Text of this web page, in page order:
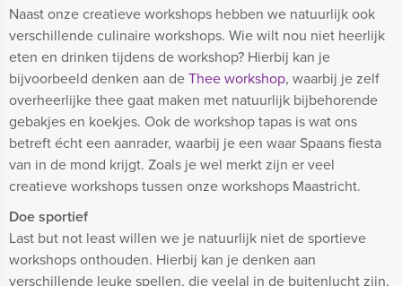
Naast onze creatieve workshops hebben we natuurlijk ook
verschillende culinaire workshops. Wie wilt nou niet heerlijk
eten en drinken tijdens de workshop? Hierbij kan je
bijvoorbeeld denken aan deThee workshop, waarbij je zelf
overheerlijke thee gaat maken met natuurlijk bijbehorende
gebakjes en koekjes. Ook de workshop tapas is wat ons
betreft écht een aanrader, waarbij je een waar Spaans fiesta
van in de mond krijgt. Zoals je wel merkt zijn er veel
creatieve workshops tussen onze workshops Maastricht.
Doe sportief
Last but not least willen we je natuurlijk niet de sportieve
workshops onthouden. Hierbij kan je denken aan
verschillende leuke spellen, die veelal in de buitenlucht zijn.